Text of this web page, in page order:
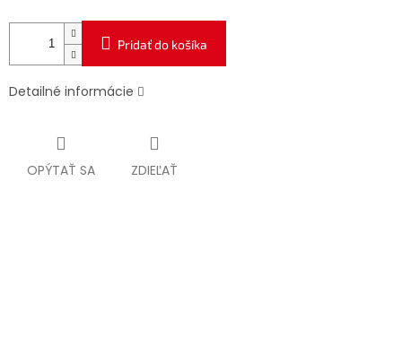
Pridať do košíka
Detailné informácie
OPÝTAŤ SA ZDIEĽAŤ